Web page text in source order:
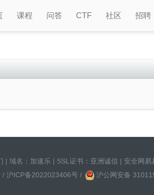
课程 问答 CTF 社区 招聘
| 域名： 加速乐 | SSL证书： 亚洲诚信 | 安全网易
/ 沪ICP备2022023406号 / 沪公网安备